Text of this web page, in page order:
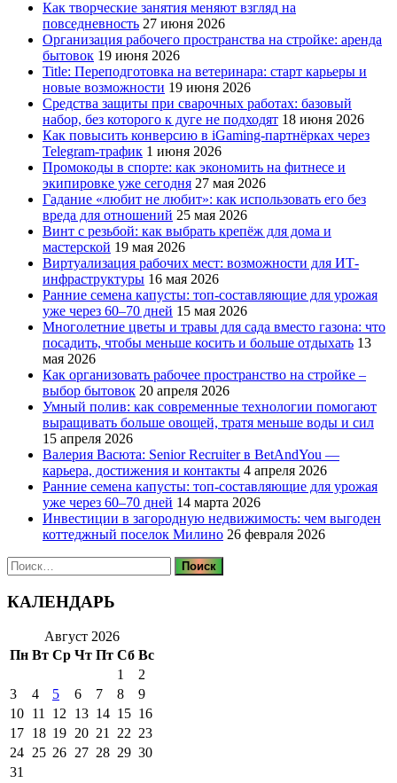
Как творческие занятия меняют взгляд на
повседневность 27 июня 2026
Организация рабочего пространства на стройке: аренда
бытовок 19 июня 2026
Title: Переподготовка на ветеринара: старт карьеры и
новые возможности 19 июня 2026
Средства защиты при сварочных работах: базовый
набор, без которого к дуге не подходят 18 июня 2026
Как повысить конверсию в iGaming-партнёрках через
Telegram-трафик 1 июня 2026
Промокоды в спорте: как экономить на фитнесе и
экипировке уже сегодня 27 мая 2026
Гадание «любит не любит»: как использовать его без
вреда для отношений 25 мая 2026
Винт с резьбой: как выбрать крепёж для дома и
мастерской 19 мая 2026
Виртуализация рабочих мест: возможности для ИТ-
инфраструктуры 16 мая 2026
Ранние семена капусты: топ‑составляющие для урожая
уже через 60–70 дней 15 мая 2026
Многолетние цветы и травы для сада вместо газона: что
посадить, чтобы меньше косить и больше отдыхать 13
мая 2026
Как организовать рабочее пространство на стройке –
выбор бытовок 20 апреля 2026
Умный полив: как современные технологии помогают
выращивать больше овощей, тратя меньше воды и сил
15 апреля 2026
Валерия Васюта: Senior Recruiter в BetAndYou —
карьера, достижения и контакты 4 апреля 2026
Ранние семена капусты: топ‑составляющие для урожая
уже через 60–70 дней 14 марта 2026
Инвестиции в загородную недвижимость: чем выгоден
коттеджный поселок Милино 26 февраля 2026
Найти:
КАЛЕНДАРЬ
Август 2026
Пн Вт Ср Чт Пт Сб Вс
1
2
3
4 5 6 7 8
9
10 11 12 13 14 15 16
17 18 19 20 21 22 23
24 25 26 27 28 29 30
31